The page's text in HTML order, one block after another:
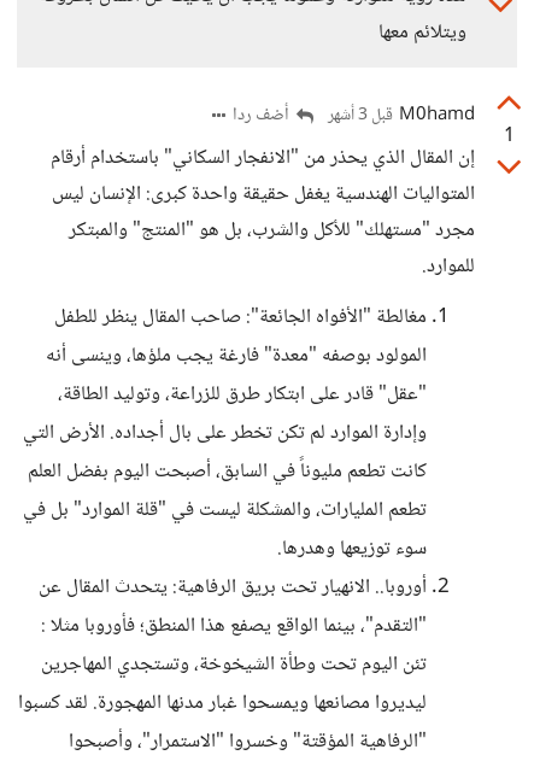
ويتلائم معها
1
M0hamd قبل 3 أشهر أضف ردا
إن المقال الذي يحذر من "الانفجار السكاني" باستخدام أرقام
المتواليات الهندسية يغفل حقيقة واحدة كبرى: الإنسان ليس
مجرد "مستهلك" للأكل والشرب، بل هو "المنتج" والمبتكر
للموارد.
مغالطة "الأفواه الجائعة": صاحب المقال ينظر للطفل
المولود بوصفه "معدة" فارغة يجب ملؤها، وينسى أنه
"عقل" قادر على ابتكار طرق للزراعة، وتوليد الطاقة،
وإدارة الموارد لم تكن تخطر على بال أجداده. الأرض التي
كانت تطعم مليوناً في السابق، أصبحت اليوم بفضل العلم
تطعم المليارات، والمشكلة ليست في "قلة الموارد" بل في
سوء توزيعها وهدرها.
أوروبا.. الانهيار تحت بريق الرفاهية: يتحدث المقال عن
"التقدم"، بينما الواقع يصفع هذا المنطق؛ فأوروبا مثلا :
تئن اليوم تحت وطأة الشيخوخة، وتستجدي المهاجرين
ليديروا مصانعها ويمسحوا غبار مدنها المهجورة. لقد كسبوا
"الرفاهية المؤقتة" وخسروا "الاستمرار"، وأصبحوا